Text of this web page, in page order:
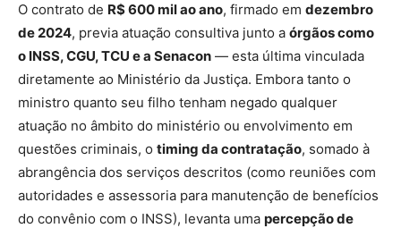
O contrato de R$ 600 mil ao ano, firmado em dezembro
de 2024, previa atuação consultiva junto a órgãos como
o INSS, CGU, TCU e a Senacon — esta última vinculada
diretamente ao Ministério da Justiça. Embora tanto o
ministro quanto seu filho tenham negado qualquer
atuação no âmbito do ministério ou envolvimento em
questões criminais, o timing da contratação, somado à
abrangência dos serviços descritos (como reuniões com
autoridades e assessoria para manutenção de benefícios
do convênio com o INSS), levanta uma percepção de